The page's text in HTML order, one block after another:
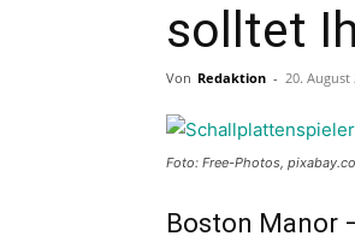
solltet
Von Redaktion - 20. August
Foto: Free-Photos,
Boston Manor